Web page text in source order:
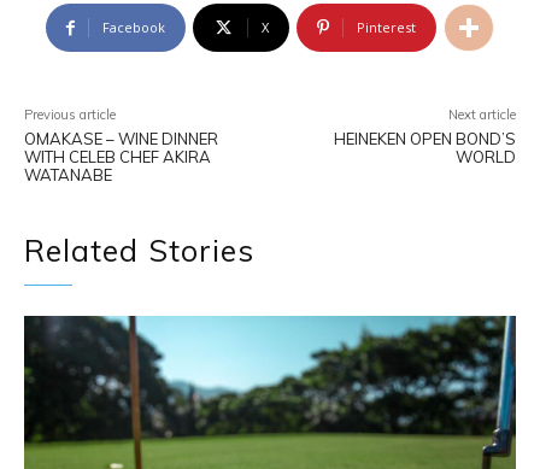
Facebook X Pinterest
Previous article
OMAKASE – WINE DINNER
WITH CELEB CHEF AKIRA
WATANABE
Next article
HEINEKEN OPEN BOND’S
WORLD
Related Stories